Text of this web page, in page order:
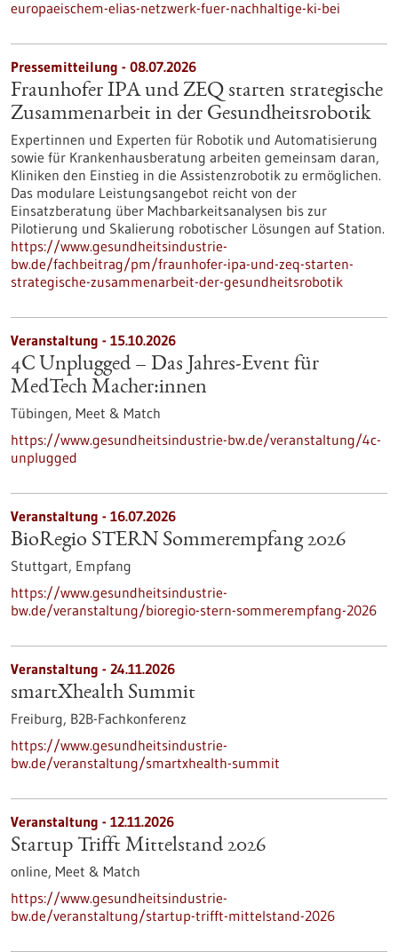
europaeischem-elias-netzwerk-fuer-nachhaltige-ki-bei
Pressemitteilung - 08.07.2026
Fraunhofer IPA und ZEQ starten strategische
Zusammenarbeit in der Gesundheitsrobotik
Expertinnen und Experten für Robotik und Automatisierung
sowie für Krankenhausberatung arbeiten gemeinsam daran,
Kliniken den Einstieg in die Assistenzrobotik zu ermöglichen.
Das modulare Leistungsangebot reicht von der
Einsatzberatung über Machbarkeitsanalysen bis zur
Pilotierung und Skalierung robotischer Lösungen auf Station.
https://www.gesundheitsindustrie-
bw.de/fachbeitrag/pm/fraunhofer-ipa-und-zeq-starten-
strategische-zusammenarbeit-der-gesundheitsrobotik
Veranstaltung - 15.10.2026
4C Unplugged – Das Jahres‑Event für
MedTech Macher:innen
Tübingen, Meet & Match
https://www.gesundheitsindustrie-bw.de/veranstaltung/4c-
unplugged
Veranstaltung - 16.07.2026
BioRegio STERN Sommerempfang 2026
Stuttgart, Empfang
https://www.gesundheitsindustrie-
bw.de/veranstaltung/bioregio-stern-sommerempfang-2026
Veranstaltung - 24.11.2026
smartXhealth Summit
Freiburg, B2B-Fachkonferenz
https://www.gesundheitsindustrie-
bw.de/veranstaltung/smartxhealth-summit
Veranstaltung - 12.11.2026
Startup Trifft Mittelstand 2026
online, Meet & Match
https://www.gesundheitsindustrie-
bw.de/veranstaltung/startup-trifft-mittelstand-2026